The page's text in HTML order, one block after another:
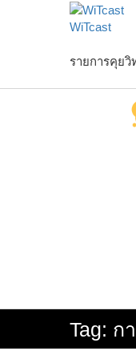
WiTcast
รายการคุย
Tag: ก